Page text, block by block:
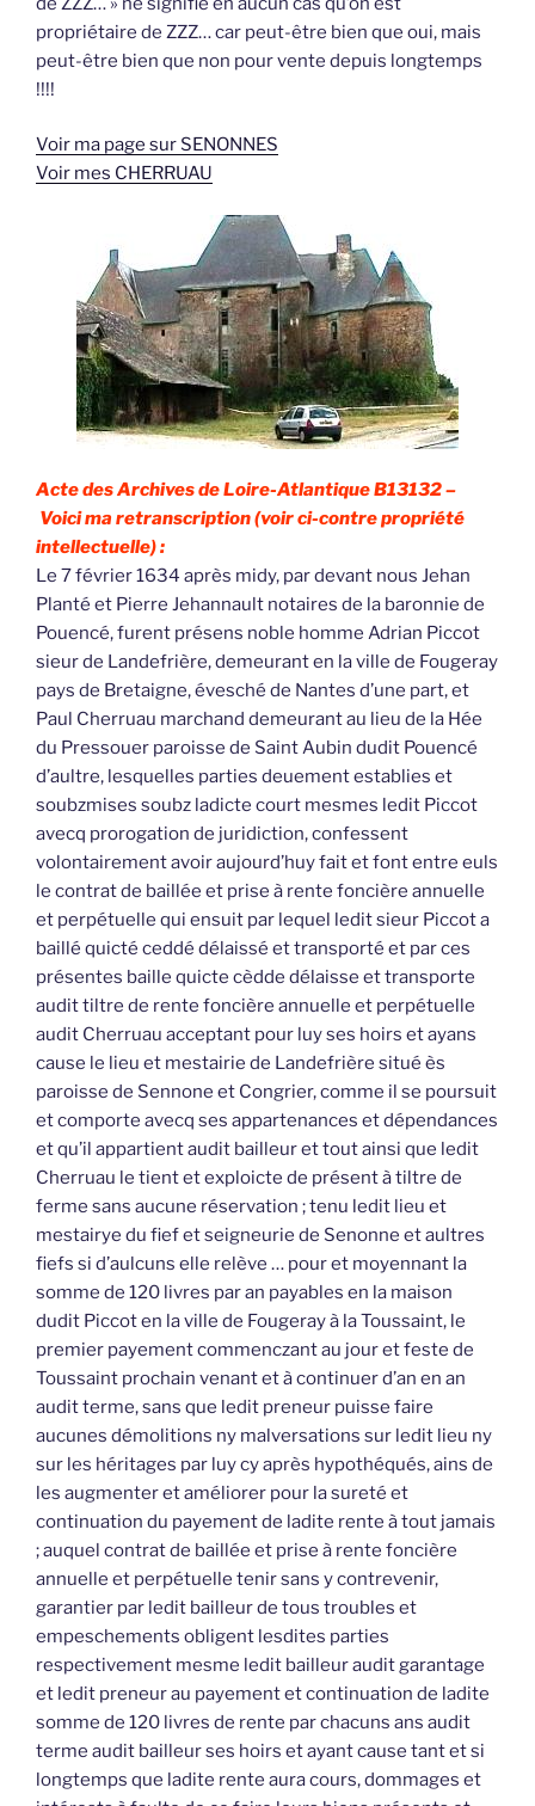
propriétaire de ZZZ… car peut-être bien que oui, mais
peut-être bien que non pour vente depuis longtemps
!!!!
Voir ma page sur SENONNES
Voir mes CHERRUAU
Acte des Archives de Loire-Atlantique B13132 –
Voici ma retranscription (voir ci-contre propriété
intellectuelle) :
Le 7 février 1634 après midy, par devant nous Jehan
Planté et Pierre Jehannault notaires de la baronnie de
Pouencé, furent présens noble homme Adrian Piccot
sieur de Landefrière, demeurant en la ville de Fougeray
pays de Bretaigne, évesché de Nantes d’une part, et
Paul Cherruau marchand demeurant au lieu de la Hée
du Pressouer paroisse de Saint Aubin dudit Pouencé
d’aultre, lesquelles parties deuement establies et
soubzmises soubz ladicte court mesmes ledit Piccot
avecq prorogation de juridiction, confessent
volontairement avoir aujourd’huy fait et font entre euls
le contrat de baillée et prise à rente foncière annuelle
et perpétuelle qui ensuit par lequel ledit sieur Piccot a
baillé quicté ceddé délaissé et transporté et par ces
présentes baille quicte cèdde délaisse et transporte
audit tiltre de rente foncière annuelle et perpétuelle
audit Cherruau acceptant pour luy ses hoirs et ayans
cause le lieu et mestairie de Landefrière situé ès
paroisse de Sennone et Congrier, comme il se poursuit
et comporte avecq ses appartenances et dépendances
et qu’il appartient audit bailleur et tout ainsi que ledit
Cherruau le tient et exploicte de présent à tiltre de
ferme sans aucune réservation ; tenu ledit lieu et
mestairye du fief et seigneurie de Senonne et aultres
fiefs si d’aulcuns elle relève … pour et moyennant la
somme de 120 livres par an payables en la maison
dudit Piccot en la ville de Fougeray à la Toussaint, le
premier payement commenczant au jour et feste de
Toussaint prochain venant et à continuer d’an en an
audit terme, sans que ledit preneur puisse faire
aucunes démolitions ny malversations sur ledit lieu ny
sur les héritages par luy cy après hypothéqués, ains de
les augmenter et améliorer pour la sureté et
continuation du payement de ladite rente à tout jamais
; auquel contrat de baillée et prise à rente foncière
annuelle et perpétuelle tenir sans y contrevenir,
garantier par ledit bailleur de tous troubles et
empeschements obligent lesdites parties
respectivement mesme ledit bailleur audit garantage
et ledit preneur au payement et continuation de ladite
somme de 120 livres de rente par chacuns ans audit
terme audit bailleur ses hoirs et ayant cause tant et si
longtemps que ladite rente aura cours, dommages et